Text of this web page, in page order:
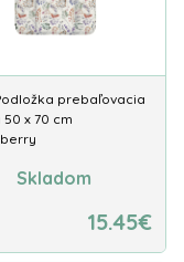
prebaľovacia
x 70 cm
Skladom
15.45€